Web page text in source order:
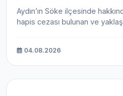
Aydın’ın Söke ilçesinde
hapis cezası bulunan ve
04.08.2026